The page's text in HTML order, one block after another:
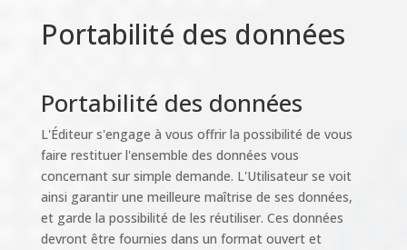
Portabilité des données
Portabilité des données
L'Éditeur s'engage à vous offrir la possibilité de vous
faire restituer l'ensemble des données vous
concernant sur simple demande. L'Utilisateur se voit
ainsi garantir une meilleure maîtrise de ses données,
et garde la possibilité de les réutiliser. Ces données
devront être fournies dans un format ouvert et